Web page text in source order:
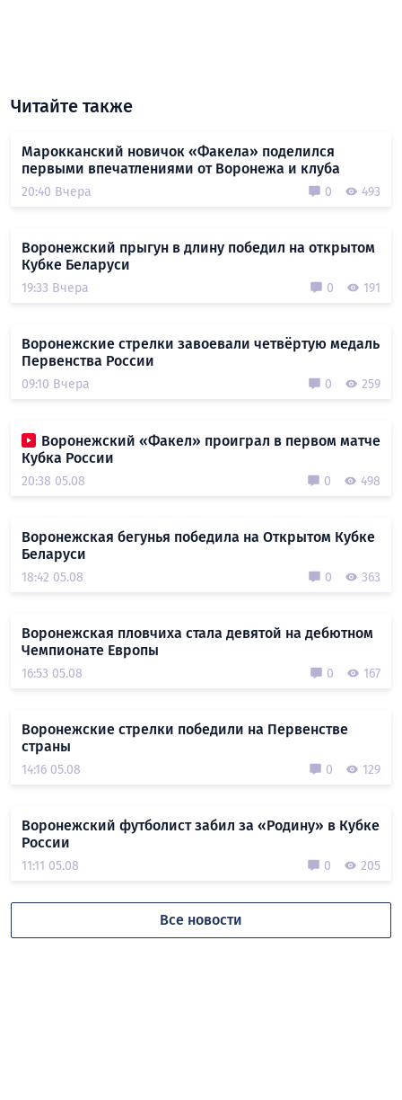
Читайте также
Марокканский новичок «Факела» поделился
первыми впечатлениями от Воронежа и клуба
20:40 Вчера 0 493
Воронежский прыгун в длину победил на открытом
Кубке Беларуси
19:33 Вчера 0 191
Воронежские стрелки завоевали четвёртую медаль
Первенства России
09:10 Вчера 0 259
Воронежский «Факел» проиграл в первом матче
Кубка России
20:38 05.08 0 498
Воронежская бегунья победила на Открытом Кубке
Беларуси
18:42 05.08 0 363
Воронежская пловчиха стала девятой на дебютном
Чемпионате Европы
16:53 05.08 0 167
Воронежские стрелки победили на Первенстве
страны
14:16 05.08 0 129
Воронежский футболист забил за «Родину» в Кубке
России
11:11 05.08 0 205
Все новости